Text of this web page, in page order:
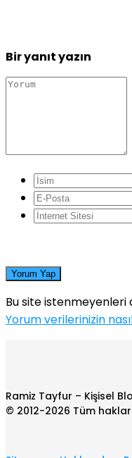
Bir yanıt yazın
Yorum Yap
Bu site istenmeyenleri
Yorum verilerinizin
Ramiz Tayfur – Kişisel
© 2012-2026 Tüm